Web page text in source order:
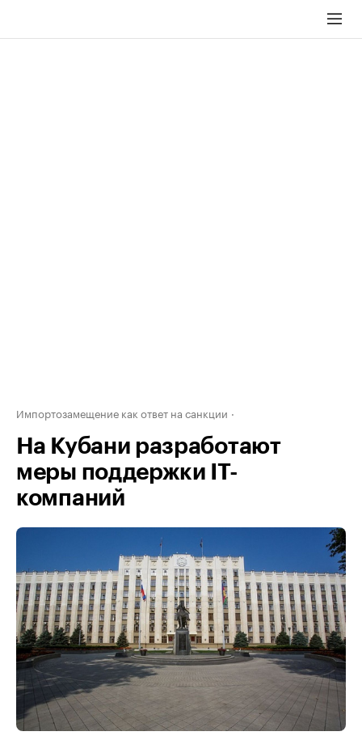
Импортозамещение как ответ на санкции
На Кубани разработают
меры поддержки IT-
компаний